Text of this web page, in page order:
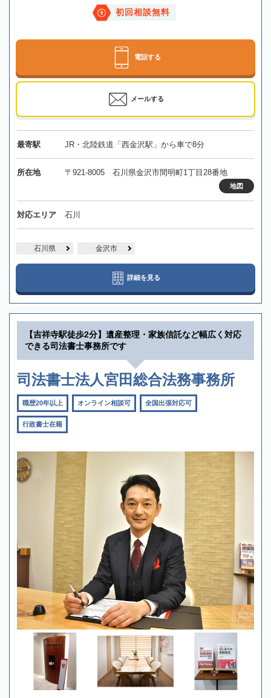
初回相談無料
電話する
メールする
最寄駅 JR・北陸鉄道「西金沢駅」から車で8分
所在地 〒921-8005 石川県金沢市間明町1丁目28番地
地図
対応エリア 石川
石川県 金沢市
詳細を見る
【吉祥寺駅徒歩2分】遺産整理・家族信託など幅広く対応
できる司法書士事務所です
司法書士法人宮田総合法務事務所
職歴20年以上 オンライン相談可 全国出張対応可
行政書士在籍